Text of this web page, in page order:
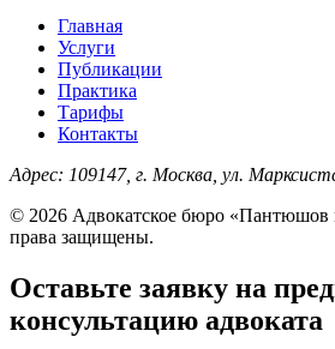
Главная
Услуги
Публикации
Практика
Тарифы
Контакты
Адрес: 109147, г. Москва, ул.
© 2026 Адвокатское бюро «Пантюшов
права защищены.
Оставьте заявку на
консультацию адвоката